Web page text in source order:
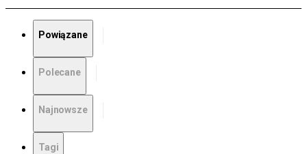
Powiązane
Polecane
Najnowsze
Tagi